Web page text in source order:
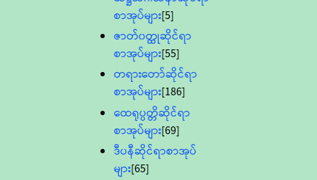
စာအုပ်များ[5]
ဇာတ်၀တ္ထုဆိုင်ရာ
စာအုပ်များ[55]
တရားတော်ဆိုင်ရာ
စာအုပ်များ[186]
ထေရုပ္ပတ္တိဆိုင်ရာ
စာအုပ်များ[69]
ဒီပနီဆိုင်ရာစာအုပ်
များ[65]